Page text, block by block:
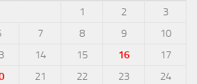
1
2
3
7 8 9
10
14 15 16
17
21 22 23
24